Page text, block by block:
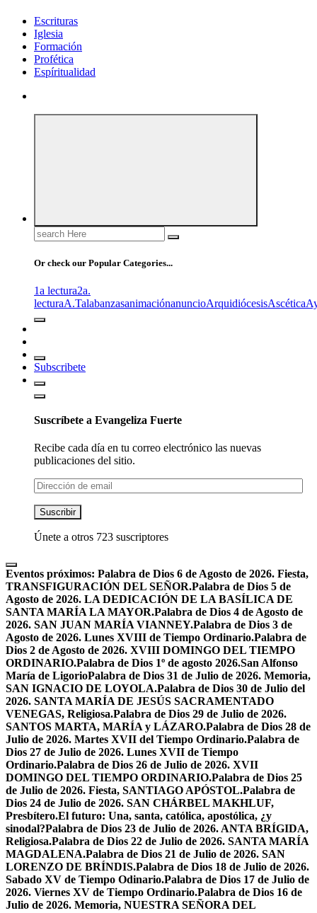
Escrituras
Iglesia
Formación
Profética
Espíritualidad
Search
for:
Or check our Popular Categories...
1a lectura2a.
lecturaA.TalabanzasanimaciónanuncioArquidiócesisAscética
Subscribete
Suscríbete a Evangeliza Fuerte
Recibe cada día en tu correo electrónico las nuevas
publicaciones del sitio.
Dirección
de
email
Suscribir
Únete a otros 723 suscriptores
Eventos próximos: Palabra de Dios 6 de Agosto de 2026. Fiesta,
TRANSFIGURACIÓN DEL SEÑOR.Palabra de Dios 5 de
Agosto de 2026. LA DEDICACIÓN DE LA BASÍLICA DE
SANTA MARÍA LA MAYOR.Palabra de Dios 4 de Agosto de
2026. SAN JUAN MARÍA VIANNEY.Palabra de Dios 3 de
Agosto de 2026. Lunes XVIII de Tiempo Ordinario.Palabra de
Dios 2 de Agosto de 2026. XVIII DOMINGO DEL TIEMPO
ORDINARIO.Palabra de Dios 1º de agosto 2026.San Alfonso
María de LigorioPalabra de Dios 31 de Julio de 2026. Memoria,
SAN IGNACIO DE LOYOLA.Palabra de Dios 30 de Julio del
2026. SANTA MARÍA DE JESÚS SACRAMENTADO
VENEGAS, Religiosa.Palabra de Dios 29 de Julio de 2026.
SANTOS MARTA, MARÍA y LÁZARO.Palabra de Dios 28 de
Julio de 2026. Martes XVII del Tiempo Ordinario.Palabra de
Dios 27 de Julio de 2026. Lunes XVII de Tiempo
Ordinario.Palabra de Dios 26 de Julio de 2026. XVII
DOMINGO DEL TIEMPO ORDINARIO.Palabra de Dios 25
de Julio de 2026. Fiesta, SANTIAGO APÓSTOL.Palabra de
Dios 24 de Julio de 2026. SAN CHÁRBEL MAKHLUF,
Presbítero.El futuro: Una, santa, católica, apostólica, ¿y
sinodal?Palabra de Dios 23 de Julio de 2026. ANTA BRÍGIDA,
Religiosa.Palabra de Dios 22 de Julio de 2026. SANTA MARÍA
MAGDALENA.Palabra de Dios 21 de Julio de 2026. SAN
LORENZO DE BRÍNDIS.Palabra de Dios 18 de Julio de 2026.
Sabado XV de Tiempo Odinario.Palabra de Dios 17 de Julio de
2026. Viernes XV de Tiempo Ordinario.Palabra de Dios 16 de
Julio de 2026. Memoria, NUESTRA SEÑORA DEL